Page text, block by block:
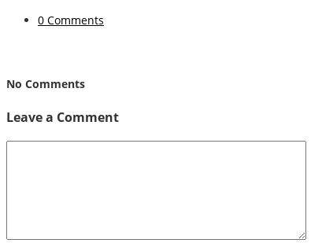
0 Comments
No Comments
Leave a Comment